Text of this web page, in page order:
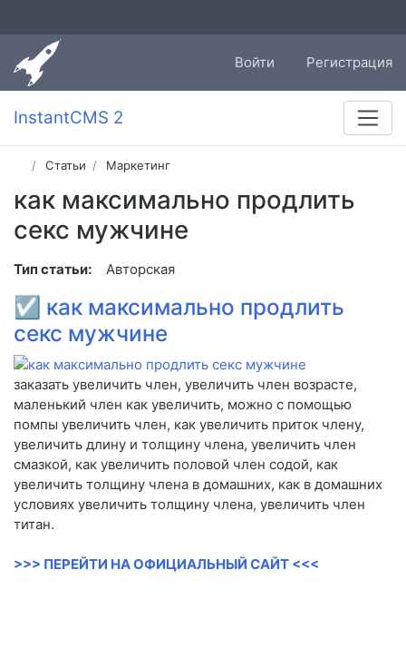
Войти Регистрация
InstantCMS 2
Статьи Маркетинг
как максимально продлить
секс мужчине
Тип статьи: Авторская
☑ как максимально продлить
секс мужчине
заказать увеличить член, увеличить член возрасте,
маленький член как увеличить, можно с помощью
помпы увеличить член, как увеличить приток члену,
увеличить длину и толщину члена, увеличить член
смазкой, как увеличить половой член содой, как
увеличить толщину члена в домашних, как в домашних
условиях увеличить толщину члена, увеличить член
титан.
>>> ПЕРЕЙТИ НА ОФИЦИАЛЬНЫЙ САЙТ <<<